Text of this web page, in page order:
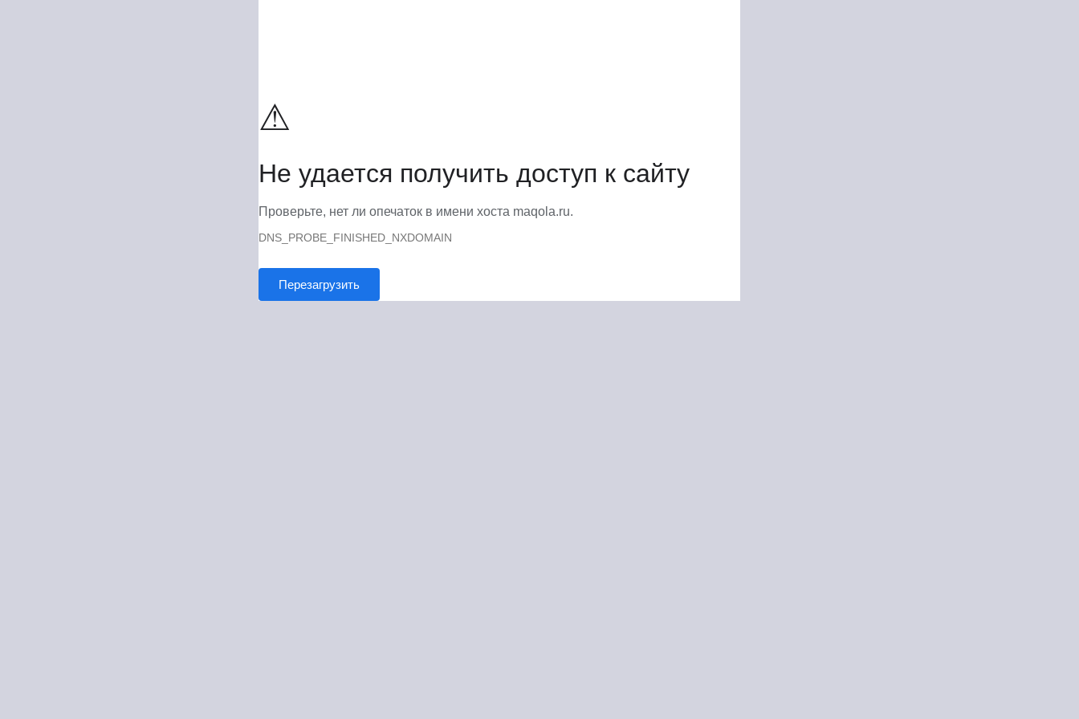
⚠
Не удается получить доступ к сайту
Проверьте, нет ли опечаток в имени хоста maqola.ru.
DNS_PROBE_FINISHED_NXDOMAIN
Перезагрузить